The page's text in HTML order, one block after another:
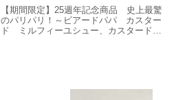
【期間限定】25週年記念商品 史上最驚
のパリパリ！～ビアードパパ カスター
ド ミルフィーユシュー、カスタードプ